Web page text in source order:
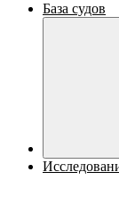
База судов